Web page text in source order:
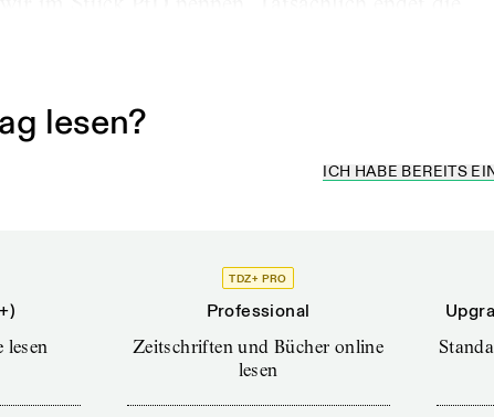
lesen?
ICH HABE BEREITS
TDZ+ PRO
Professional
Zeitschriften und Bücher online
lesen